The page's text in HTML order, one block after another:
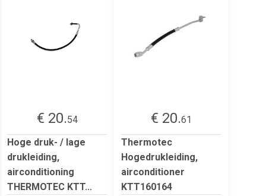
€ 20.54
Hoge druk- / lage
drukleiding,
airconditioning
THERMOTEC KTT...
€ 20.61
Thermotec
Hogedrukleiding,
airconditioner
KTT160164